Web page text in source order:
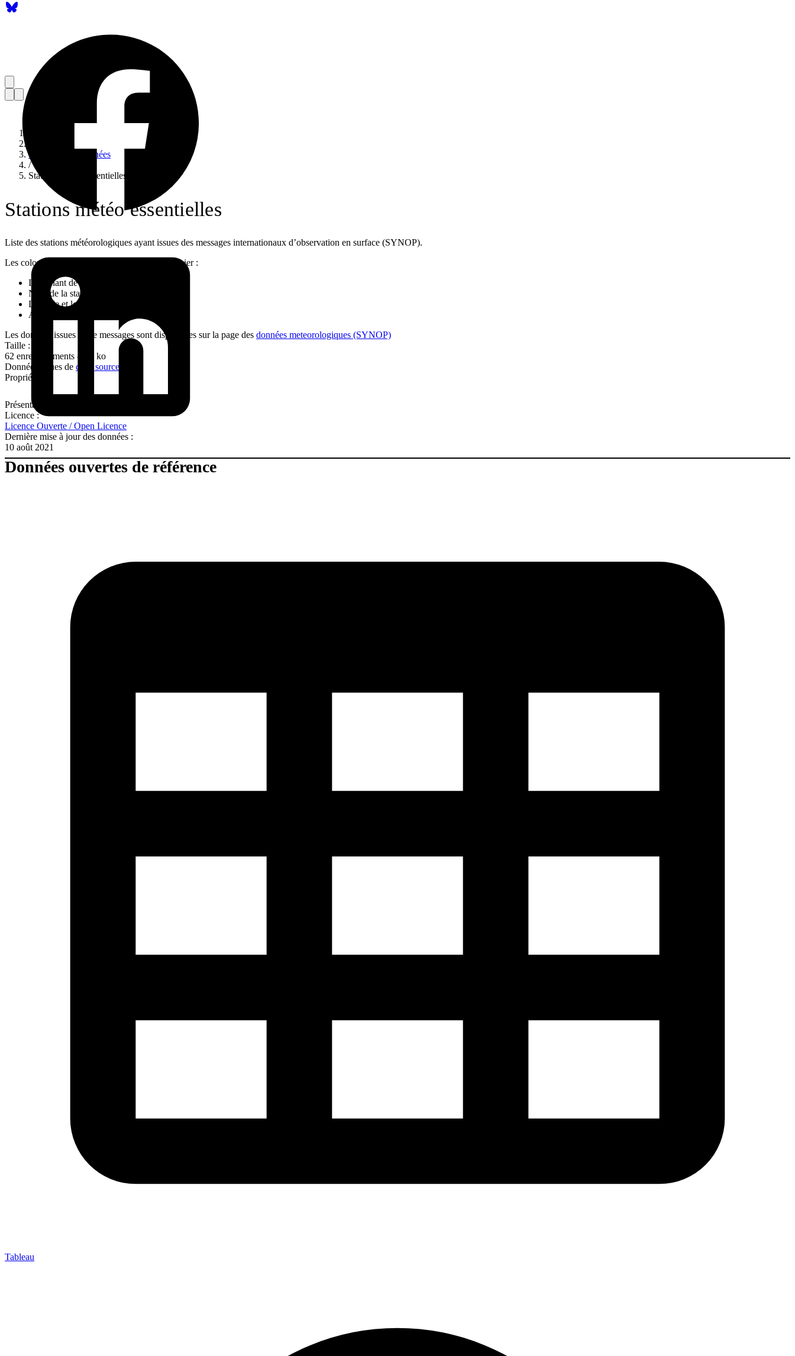
Données ouvertes de référence
Catalogue de données
/
Stations météo essentielles
Stations météo essentielles
Liste des stations météorologiques ayant issues des messages internationaux d’observation en surface (SYNOP).
Les colonnes suivantes sont presentes sur le fichier :
Identifiant de la station
Nom de la station
Latitude et longitude de la station
Altitude de la station
Les données issues de se messages sont disponibles sur la page des données meteorologiques (SYNOP)
Taille :
62 enregistrements - 2,6 ko
Données issues de cette source
Propriétaire :
Présentation de la plateforme
Licence :
Licence Ouverte / Open Licence
Dernière mise à jour des données :
10 août 2021
Tableau